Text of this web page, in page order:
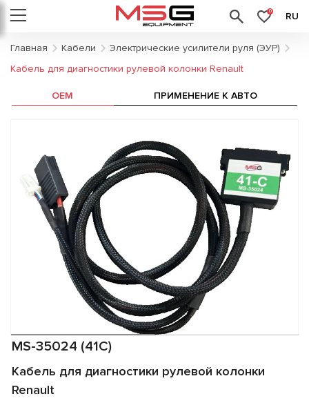
0 RU
Главная Кабели
Электрические усилители руля (ЭУР)
Кабель для диагностики рулевой колонки Renault
MS-35024 (41C)
Кабель для диагностики рулевой колонки
Renault
OEM ПРИМЕНЕНИЕ К АВТО